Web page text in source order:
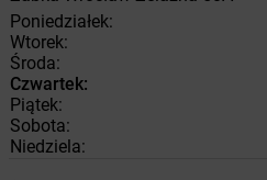
Poniedziałek:
Wtorek:
Środa:
Czwartek:
Piątek:
Sobota:
Niedziela: